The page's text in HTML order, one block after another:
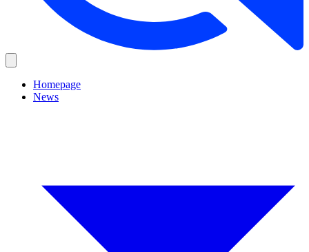
Homepage
News